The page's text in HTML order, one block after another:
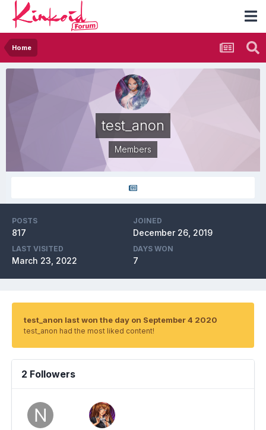
Home
test_anon
Members
POSTS
817
JOINED
December 26, 2019
LAST VISITED
March 23, 2022
DAYS WON
7
test_anon last won the day on September 4 2020
test_anon had the most liked content!
2 Followers